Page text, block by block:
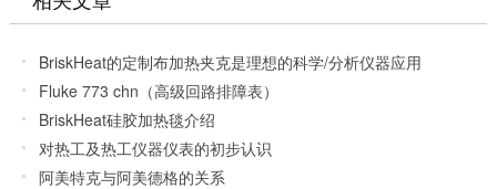
BriskHeat的定制布加热夹克是理想的科学/分析仪器应用
Fluke 773 chn（高级回路排障表）
BriskHeat硅胶加热毯介绍
对热工及热工仪器仪表的初步认识
阿美特克与阿美德格的关系